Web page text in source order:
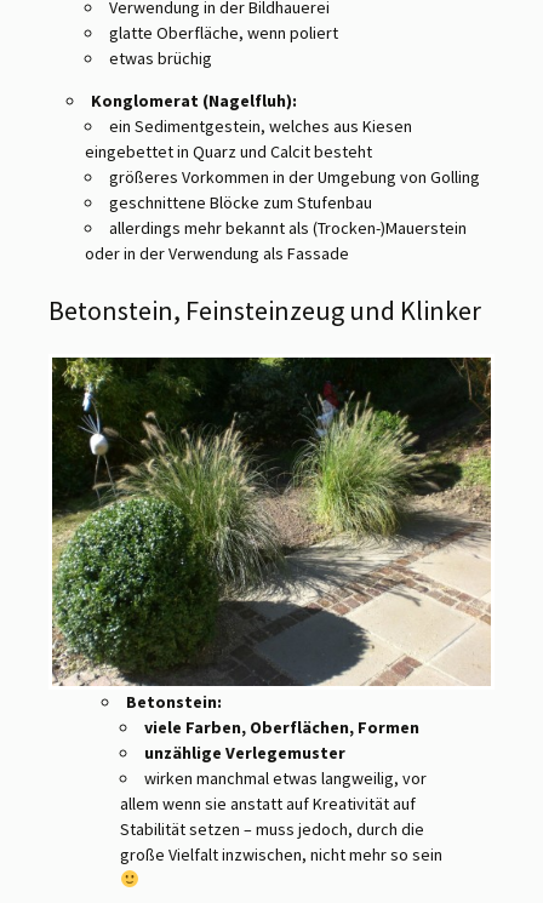
Verwendung in der Bildhauerei
glatte Oberfläche, wenn poliert
etwas brüchig
Konglomerat (Nagelfluh):
ein Sedimentgestein, welches aus Kiesen
eingebettet in Quarz und Calcit besteht
größeres Vorkommen in der Umgebung von Golling
geschnittene Blöcke zum Stufenbau
allerdings mehr bekannt als (Trocken-)Mauerstein
oder in der Verwendung als Fassade
Betonstein, Feinsteinzeug und Klinker
Betonstein:
viele Farben, Oberflächen, Formen
unzählige Verlegemuster
wirken manchmal etwas langweilig, vor
allem wenn sie anstatt auf Kreativität auf
Stabilität setzen – muss jedoch, durch die
große Vielfalt inzwischen, nicht mehr so sein